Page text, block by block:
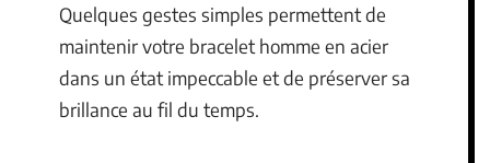
Quelques gestes simples permettent de
maintenir votre bracelet homme en acier
dans un état impeccable et de préserver sa
brillance au fil du temps.